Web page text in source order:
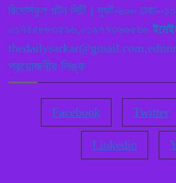
রিসোর্সফুল পল্টন সিটি ) স্যুট-৬০৮ ঢাকা--
০১৭৫৫৮৮৩৫৯৬,০১৯৭৭৩৬৬৫৬৬
প্রয়োজনীয় লিঙ্ক
Facebook Twitter
Linkedin